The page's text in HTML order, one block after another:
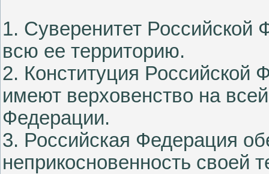
1. Суверенитет Российской
всю ее территорию.
2. Конституция
имеют верховенство на
Федерации.
3. Российская Федерация
неприкосновенность своей